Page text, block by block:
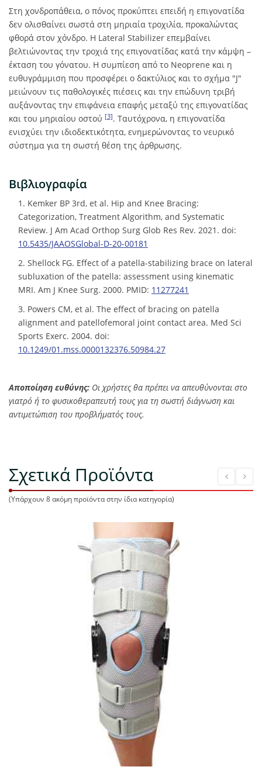
Στη χονδροπάθεια, ο πόνος προκύπτει επειδή η επιγονατίδα
δεν ολισθαίνει σωστά στη μηριαία τροχιλία, προκαλώντας
φθορά στον χόνδρο. Η Lateral Stabilizer επεμβαίνει
βελτιώνοντας την τροχιά της επιγονατίδας κατά την κάμψη –
έκταση του γόνατου. Η συμπίεση από το Neoprene και η
ευθυγράμμιση που προσφέρει ο δακτύλιος και το σχήμα "J"
μειώνουν τις παθολογικές πιέσεις και την επώδυνη τριβή
αυξάνοντας την επιφάνεια επαφής μεταξύ της επιγονατίδας
και του μηριαίου οστού [3]. Ταυτόχρονα, η επιγονατίδα
ενισχύει την ιδιοδεκτικότητα, ενημερώνοντας το νευρικό
σύστημα για τη σωστή θέση της άρθρωσης.
Βιβλιογραφία
1. Kemker BP 3rd, et al. Hip and Knee Bracing:
Categorization, Treatment Algorithm, and Systematic
Review. J Am Acad Orthop Surg Glob Res Rev. 2021. doi:
10.5435/JAAOSGlobal-D-20-00181
2. Shellock FG. Effect of a patella-stabilizing brace on lateral
subluxation of the patella: assessment using kinematic
MRI. Am J Knee Surg. 2000. PMID: 11277241
3. Powers CM, et al. The effect of bracing on patella
alignment and patellofemoral joint contact area. Med Sci
Sports Exerc. 2004. doi:
10.1249/01.mss.0000132376.50984.27
Αποποίηση ευθύνης: Οι χρήστες θα πρέπει να απευθύνονται στο
γιατρό ή το φυσικοθεραπευτή τους για τη σωστή διάγνωση και
αντιμετώπιση του προβλήματός τους.
Σχετικά Προϊόντα
(Υπάρχουν 8 ακόμη προϊόντα στην ίδια κατηγορία)